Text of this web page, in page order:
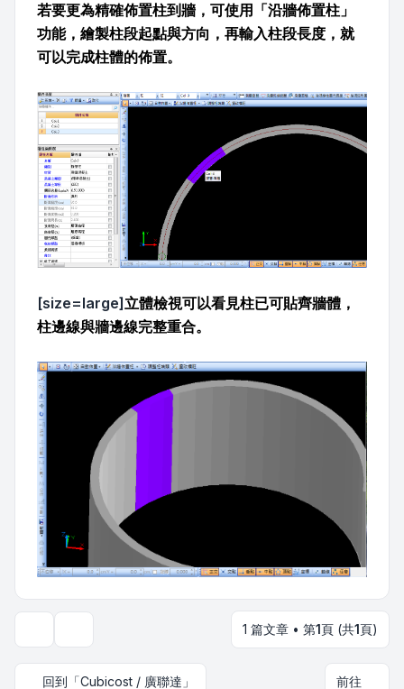
若要更為精確佈置柱到牆，可使用「沿牆佈置柱」
功能，繪製柱段起點與方向，再輸入柱段長度，就
可以完成柱體的佈置。
[size=large]立體檢視可以看見柱已可貼齊牆體，
柱邊線與牆邊線完整重合。
1 篇文章 • 第1頁 (共1頁)
回到「Cubicost / 廣聯達」 前往